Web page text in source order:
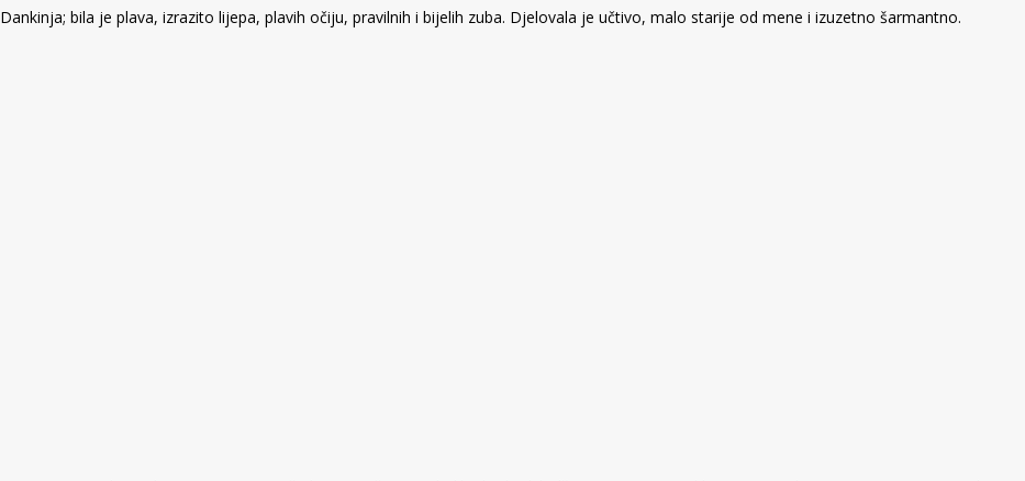
bila je plava, izrazito lijepa, plavih očiju, pravilnih i bijelih zuba. Djelovala je učtivo, malo starije od mene i izuzetno šarmantno.